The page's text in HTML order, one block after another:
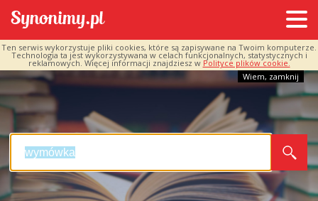
Ten serwis wykorzystuje pliki cookies, które są zapisywane na Twoim komputerze.
Technologia ta jest wykorzystywana w celach funkcjonalnych, statystycznych i
reklamowych. Więcej informacji znajdziesz w Polityce plików cookie.
Wiem, zamknij